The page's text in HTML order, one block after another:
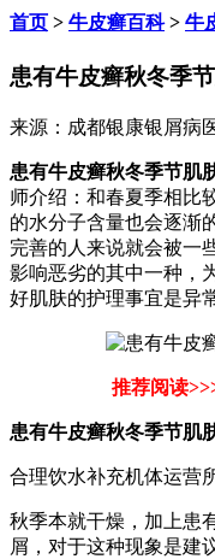
首页 > 牛皮癣百科> 牛
患有牛皮癣秋冬季
来源：成都银康银屑病
患有牛皮癣秋冬季节肌
师介绍：和春夏季相比
的水分子含量也会逐渐
完善的人来说就会被一
影响恶劣的其中一种，
好肌肤的护理事宜是异
推荐阅读
患有牛皮癣秋冬季节肌
合理饮水补充机体运营
秋季本就干燥，加上患
屑，对于这种现象是建